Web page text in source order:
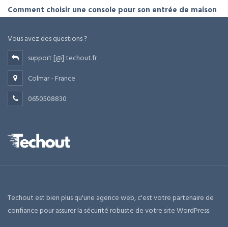
Comment choisir une console pour son entrée de maison
Vous avez des questions ?
support [@] techout.fr
Colmar - France
0650508830
Techout est bien plus qu'une agence web, c'est votre partenaire de
confiance pour assurer la sécurité robuste de votre site WordPress.